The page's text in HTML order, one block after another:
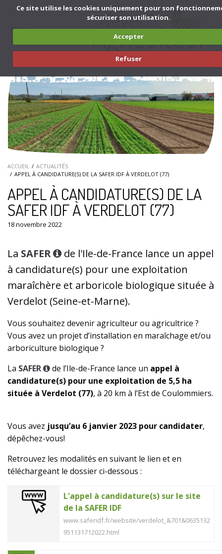
Ce site utilise les cookies uniquement pour son
sécuriser son utilisation.
Accepter
Refuser
Aller au contenu principal
navigation
ACCUEIL
ACTUALITÉS
APPEL À CANDIDATURE(S) DE LA SAFER IDF À VERDELOT (77)
APPEL À CANDIDATURE(S) DE LA
SAFER IDF À VERDELOT (77)
18 novembre 2022
La SAFER
de l'Ile-de-France lance un appel
à candidature(s) pour une exploitation
maraîchère et arboricole biologique située à
Verdelot (Seine-et-Marne).
Vous souhaitez devenir agriculteur ou agricultrice ?
Vous avez un projet d’installation en maraîchage et/ou
arboriculture biologique ?
La SAFER de l’Ile-de-France lance un appel à
candidature(s) pour une exploitation de 5,5 ha
située à Verdelot (77), à 20 km à l’Est de Coulommiers.
Vous avez jusqu’au 6 janvier 2023 pour candidater,
dépêchez-vous!
Retrouvez les modalités en suivant le lien et en
téléchargeant le dossier ci-dessous :
L'appel à candidature(s) sur le site
de la SAFER IDF
www.saferidf.fr/website/verdelot_&701&0635132
951131712022.html